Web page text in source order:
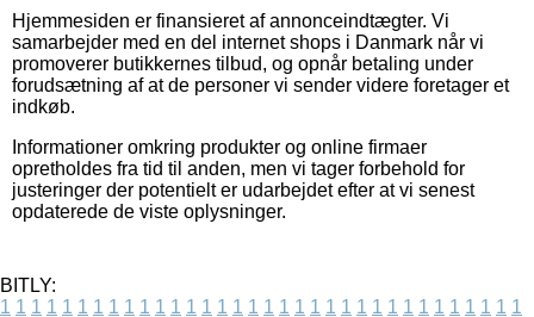
Hjemmesiden er finansieret af annonceindtægter. Vi
samarbejder med en del internet shops i Danmark når vi
promoverer butikkernes tilbud, og opnår betaling under
forudsætning af at de personer vi sender videre foretager et
indkøb.
Informationer omkring produkter og online firmaer
opretholdes fra tid til anden, men vi tager forbehold for
justeringer der potentielt er udarbejdet efter at vi senest
opdaterede de viste oplysninger.
BITLY:
1 1 1 1 1 1 1 1 1 1 1 1 1 1 1 1 1 1 1 1 1 1 1 1 1 1 1 1 1 1 1 1 1 1